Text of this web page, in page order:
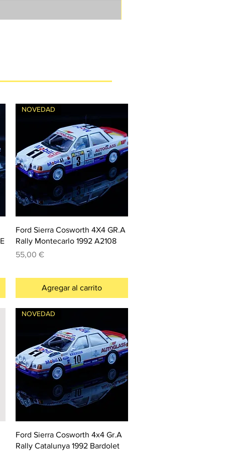
NOVEDAD
Ford Sierra Cosworth 4X4 GR.A
Rally Montecarlo 1992 A2108
Precio
55,00 €
Agregar al carrito
NOVEDAD
Ford Sierra Cosworth 4x4 Gr.A
Rally Catalunya 1992 Bardolet